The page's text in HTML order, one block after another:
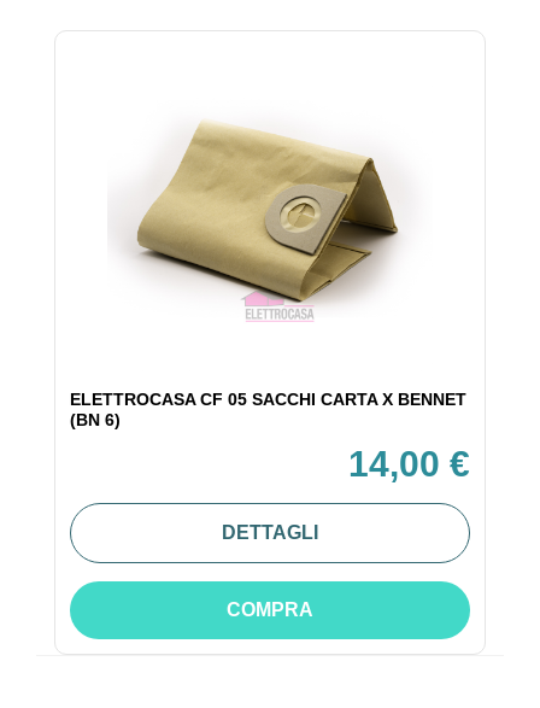
ELETTROCASA CF 05 SACCHI CARTA X BENNET
(BN 6)
14,00 €
DETTAGLI
COMPRA